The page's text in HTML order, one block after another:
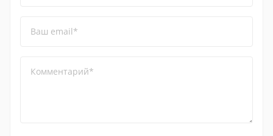
Ваш email*
Комментарий*